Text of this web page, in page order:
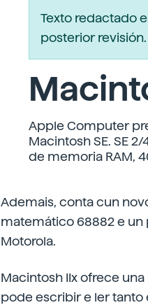
Texto redactado
posterior revisión.
Apple Computer
Macintosh SE. SE
de memoria RAM,
Ademais, conta cun
matemático 68882 e
Motorola.
Macintosh IIx ofrece
pode escribir e ler tanto